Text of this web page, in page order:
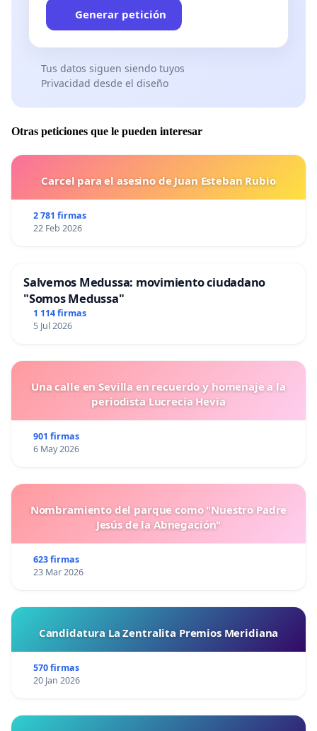
Generar petición
Tus datos siguen siendo tuyos
Privacidad desde el diseño
Otras peticiones que le pueden interesar
Carcel para el asesino de Juan Esteban Rubio
2 781 firmas
22 Feb 2026
Salvemos Medussa: movimiento ciudadano
"Somos Medussa"
1 114 firmas
5 Jul 2026
Una calle en Sevilla en recuerdo y homenaje a la
periodista Lucrecia Hevia
901 firmas
6 May 2026
Nombramiento del parque como "Nuestro Padre
Jesús de la Abnegación"
623 firmas
23 Mar 2026
Candidatura La Zentralita Premios Meridiana
570 firmas
20 Jan 2026